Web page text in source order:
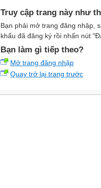
Truy cập trang này như
Bạn phải mở trang đăng nhập,
khẩu đã đăng ký rồi nhấn nút
Bạn làm gì tiếp theo?
Mở trang đăng nhập
Quay trở lại trang trước